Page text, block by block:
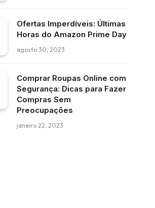
Ofertas Imperdíveis: Últimas
Horas do Amazon Prime Day
agosto 30, 2023
Comprar Roupas Online com
Segurança: Dicas para Fazer
Compras Sem
Preocupações
janeiro 22, 2023